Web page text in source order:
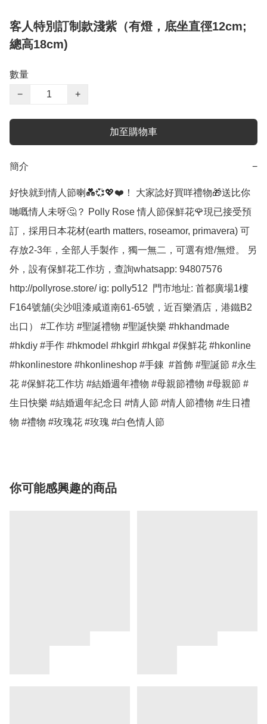
客人特別訂制款淺紫（有燈，底坐直徑12cm;
總高18cm)
數量
−
+
加至購物車
簡介 −
好快就到情人節喇💑💞💖❤️！ 大家諗好買咩禮物🎁送比你
哋嘅情人未呀🤔？ Polly Rose 情人節保鮮花🌹現已接受預
訂，採用日本花材(earth matters, roseamor, primavera) 可
存放2-3年，全部人手製作，獨一無二，可選有燈/無燈。 另
外，設有保鮮花工作坊，查詢whatsapp: 94807576
http://pollyrose.store/ ig: polly512  門市地址: 首都廣場1樓
F164號舖(尖沙咀漆咸道南61-65號，近百樂酒店，港鐵B2
出口） #工作坊 #聖誕禮物 #聖誕快樂 #hkhandmade
#hkdiy #手作 #hkmodel #hkgirl #hkgal #保鮮花 #hkonline
#hkonlinestore #hkonlineshop #手錬  #首飾 #聖誕節 #永生
花 #保鮮花工作坊 #結婚週年禮物 #母親節禮物 #母親節 #
生日快樂 #結婚週年紀念日 #情人節 #情人節禮物 #生日禮
物 #禮物 #玫瑰花 #玫瑰 #白色情人節
你可能感興趣的商品